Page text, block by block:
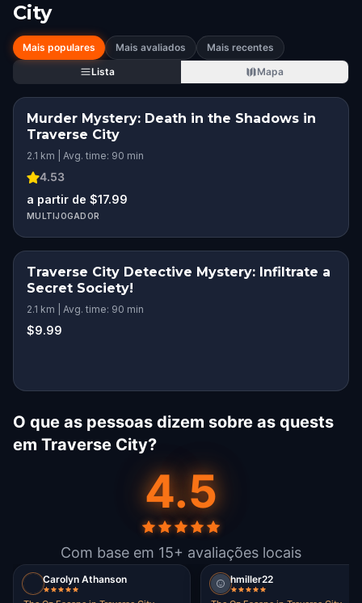
City
Mais populares Mais avaliados
Mais recentes
Lista
Mapa
Murder Mystery: Death in the Shadows in
Traverse City
2.1 km | Avg. time: 90 min
4.53
a partir de $17.99
MULTIJOGADOR
Traverse City Detective Mystery: Infiltrate a
Secret Society!
2.1 km | Avg. time: 90 min
$9.99
O que as pessoas dizem sobre as quests
em Traverse City?
4.5
Com base em 15+ avaliações locais
Carolyn Athanson hmiller22